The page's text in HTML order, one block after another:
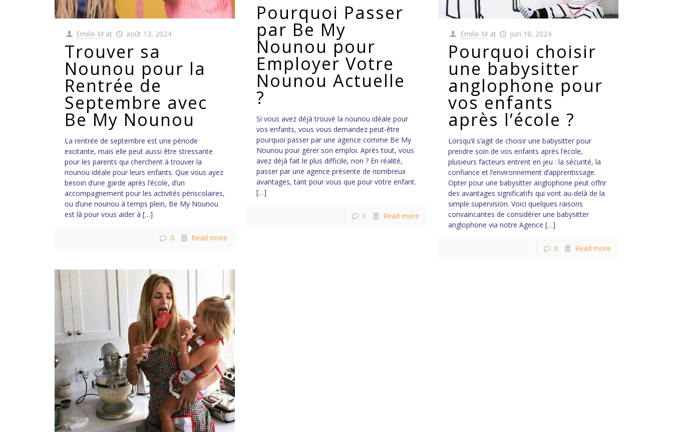
Emilie M at août 13, 2024
Trouver sa
Nounou pour la
Rentrée de
Septembre avec
Be My Nounou
La rentrée de septembre est une période
excitante, mais elle peut aussi être stressante
pour les parents qui cherchent à trouver la
nounou idéale pour leurs enfants. Que vous ayez
besoin d’une garde après l’école, d’un
accompagnement pour les activités périscolaires,
ou d’une nounou à temps plein, Be My Nounou
est là pour vous aider à […]
0 Read more
Pourquoi Passer
par Be My
Nounou pour
Employer Votre
Nounou Actuelle
?
Si vous avez déjà trouvé la nounou idéale pour
vos enfants, vous vous demandez peut-être
pourquoi passer par une agence comme Be My
Nounou pour gérer son emploi. Après tout, vous
avez déjà fait le plus difficile, non ? En réalité,
passer par une agence présente de nombreux
avantages, tant pour vous que pour votre enfant.
[…]
0 Read more
Emilie M at juin 18, 2024
Pourquoi choisir
une babysitter
anglophone pour
vos enfants
après l’école ?
Lorsqu’il s’agit de choisir une babysitter pour
prendre soin de vos enfants après l’école,
plusieurs facteurs entrent en jeu : la sécurité, la
confiance et l’environnement d’apprentissage.
Opter pour une babysitter anglophone peut offrir
des avantages significatifs qui vont au-delà de la
simple supervision. Voici quelques raisons
convaincantes de considérer une babysitter
anglophone via notre Agence […]
0 Read more